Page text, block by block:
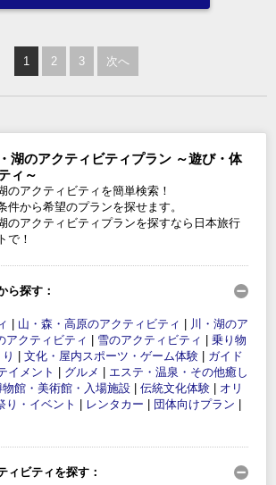
1 2 3 次へ
湖のアクティビティプラン ～遊び・体
ィ～
のアクティビティを簡単検索！
件から希望のプランを探せます。
のアクティビティプランを探すなら日本旅行
で！
ら探す：
山・森・高原のアクティビティ
川・湖のア
アクティビティ 雪のアクティビティ
乗り物
文化・屋内スポーツ・ゲーム体験
ガイド
イメント
グルメ
エステ・温泉・その他癒し
館・美術館・入場施設 伝統文化体験
オリ
り・イベント レンタカー 団体向けプラン
ィビティを探す：